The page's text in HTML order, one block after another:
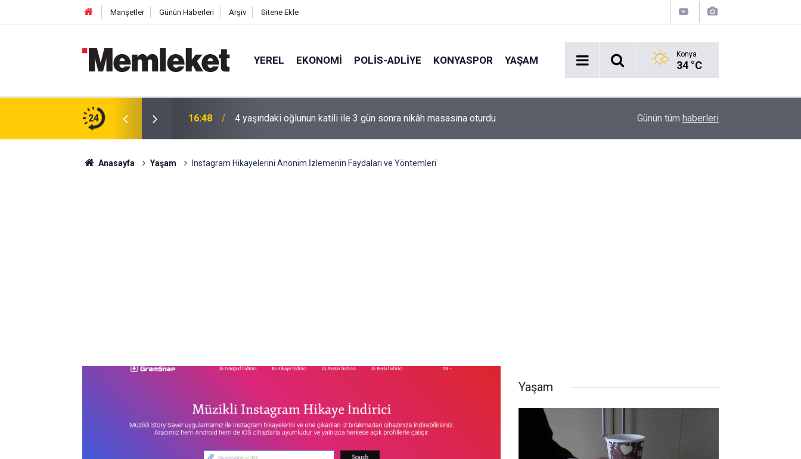
Manşetler Günün Haberleri Arşiv Sitene Ekle
YEREL EKONOMI POLİS-ADLİYE KONYASPOR YAŞAM Konya
34 °C
24
sonra nikâh masasına oturdu 16:44 Mahallede korku dolu anlar: Gaz hattı delindi Akaryakıt İstasyonunda Panik: Lastikçi
Günün tüm haberleri
Anasayfa Yaşam Instagram Hikayelerini Anonim İzlemenin Faydaları ve Yöntemleri
Yaşam